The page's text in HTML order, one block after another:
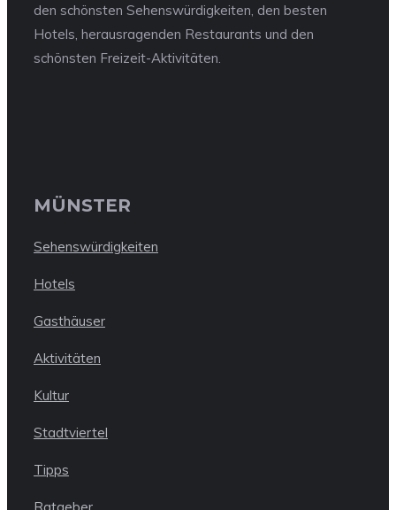
den schönsten Sehenswürdigkeiten, den besten
Hotels, herausragenden Restaurants und den
schönsten Freizeit-Aktivitäten.
MÜNSTER
Sehenswürdigkeiten
Hotels
Gasthäuser
Aktivitäten
Kultur
Stadtviertel
Tipps